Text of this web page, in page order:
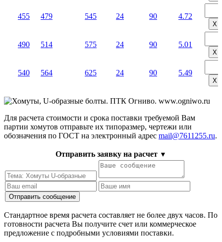
455 479 545 24 90 4.72
Х
490 514 575 24 90 5.01
Х
540 564 625 24 90 5.49
Х
Для расчета стоимости и срока поставки требуемой Вам
партии хомутов отправьте их типоразмер, чертежи или
обозначения по ГОСТ на электронный адрес mail@7611255.ru.
Отправить заявку на расчет ▼
Стандартное время расчета составляет не более двух часов. По
готовности расчета Вы получите счет или коммерческое
предложение с подробными условиями поставки.